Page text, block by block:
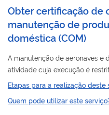
Obter certificação de
manutenção de
doméstica(COM)
A manutenção de aeronaves e
atividade cuja execução é
certificadas pela ANAC para
Organização de Manutenção e
Operativas definem quais
Etapas para a realização deste
Quem pode utilizar este